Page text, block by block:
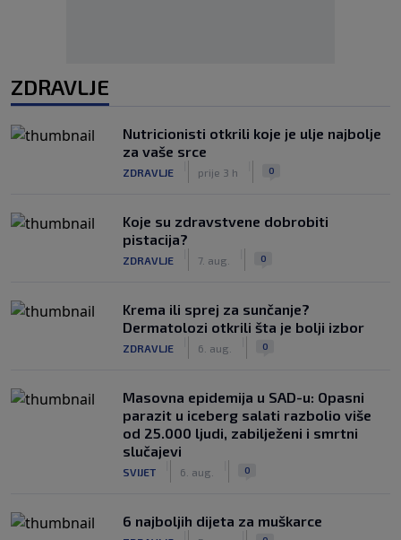
ZDRAVLJE
Nutricionisti otkrili koje je ulje najbolje
za vaše srce
ZDRAVLJE prije 3 h 0
Koje su zdravstvene dobrobiti
pistacija?
ZDRAVLJE 7. aug. 0
Krema ili sprej za sunčanje?
Dermatolozi otkrili šta je bolji izbor
ZDRAVLJE 6. aug. 0
Masovna epidemija u SAD-u: Opasni
parazit u iceberg salati razbolio više
od 25.000 ljudi, zabilježeni i smrtni
slučajevi
SVIJET 6. aug. 0
6 najboljih dijeta za muškarce